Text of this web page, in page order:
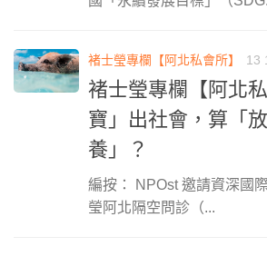
褚士瑩專欄【阿北私會所】 13
褚士瑩專欄【阿北
寶」出社會，算「
養」？
編按： NPOst 邀請資深國
瑩阿北隔空問診（...